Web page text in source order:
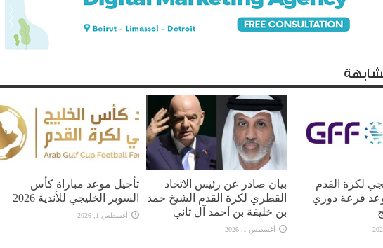
لكرة القدم
قرعة دوري
بيان صادر عن رئيس الاتحاد
القطري لكرة القدم الشيخ حمد
بن خليفة بن أحمد آل ثاني
أغسطس 1, 2026
تأجيل موعد مباراة كأس
السوبر الخليجي للأندية 2026
أغسطس 1, 2026